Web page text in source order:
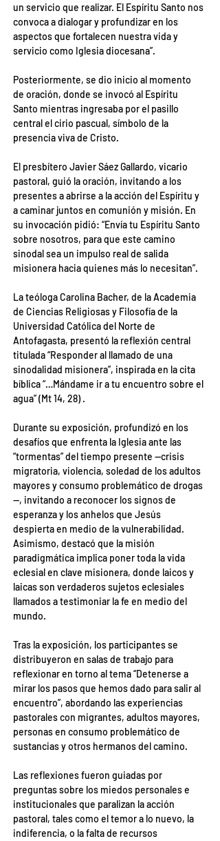
un servicio que realizar. El Espíritu Santo nos
convoca a dialogar y profundizar en los
aspectos que fortalecen nuestra vida y
servicio como Iglesia diocesana”.
Posteriormente, se dio inicio al momento
de oración, donde se invocó al Espíritu
Santo mientras ingresaba por el pasillo
central el cirio pascual, símbolo de la
presencia viva de Cristo.
El presbítero Javier Sáez Gallardo, vicario
pastoral, guió la oración, invitando a los
presentes a abrirse a la acción del Espíritu y
a caminar juntos en comunión y misión. En
su invocación pidió: “Envía tu Espíritu Santo
sobre nosotros, para que este camino
sinodal sea un impulso real de salida
misionera hacia quienes más lo necesitan”.
La teóloga Carolina Bacher, de la Academia
de Ciencias Religiosas y Filosofía de la
Universidad Católica del Norte de
Antofagasta, presentó la reflexión central
titulada “Responder al llamado de una
sinodalidad misionera”, inspirada en la cita
bíblica “…Mándame ir a tu encuentro sobre el
agua” (Mt 14, 28) .
Durante su exposición, profundizó en los
desafíos que enfrenta la Iglesia ante las
“tormentas” del tiempo presente —crisis
migratoria, violencia, soledad de los adultos
mayores y consumo problemático de drogas
—, invitando a reconocer los signos de
esperanza y los anhelos que Jesús
despierta en medio de la vulnerabilidad.
Asimismo, destacó que la misión
paradigmática implica poner toda la vida
eclesial en clave misionera, donde laicos y
laicas son verdaderos sujetos eclesiales
llamados a testimoniar la fe en medio del
mundo.
Tras la exposición, los participantes se
distribuyeron en salas de trabajo para
reflexionar en torno al tema “Detenerse a
mirar los pasos que hemos dado para salir al
encuentro”, abordando las experiencias
pastorales con migrantes, adultos mayores,
personas en consumo problemático de
sustancias y otros hermanos del camino.
Las reflexiones fueron guiadas por
preguntas sobre los miedos personales e
institucionales que paralizan la acción
pastoral, tales como el temor a lo nuevo, la
indiferencia, o la falta de recursos